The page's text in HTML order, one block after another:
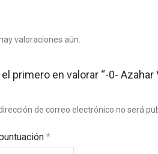
valoraciones aún.
el primero en valorar “-0- Azahar
de correo electrónico no será
*